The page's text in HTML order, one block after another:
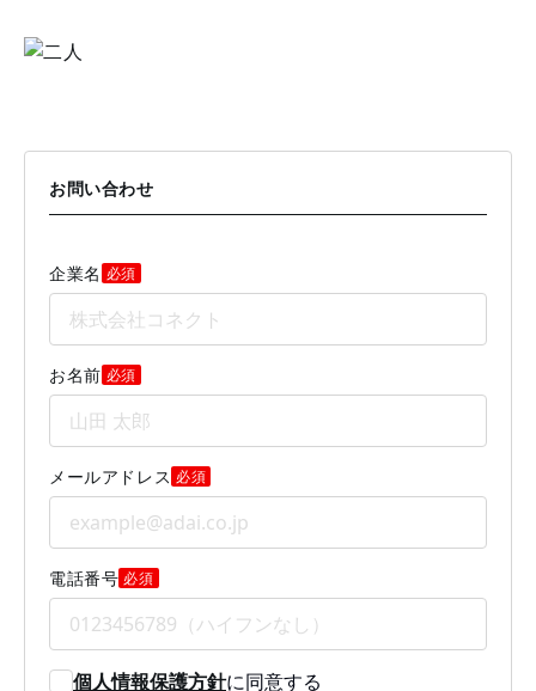
お問い合わせ
企業名 必須
お名前 必須
メールアドレス 必須
電話番号 必須
個人情報保護方針に同意する